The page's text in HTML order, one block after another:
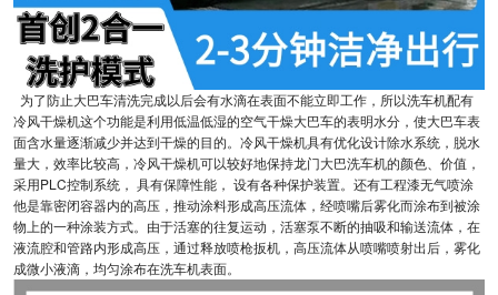
为了防止大巴车清洗完成以后会有水滴在表面不能立即工作，所以洗车机配有
冷风干燥机这个功能是利用低温低湿的空气干燥大巴车的表明水分，使大巴车表
面含水量逐渐减少并达到干燥的目的。冷风干燥机具有优化设计除水系统，脱水
量大，效率比较高，冷风干燥机可以较好地保持龙门大巴洗车机的颜色、价值，
采用PLC控制系统， 具有保障性能， 设有各种保护装置。还有工程漆无气喷涂
他是靠密闭容器内的高压，推动涂料形成高压流体，经喷嘴后雾化而涂布到被涂
物上的一种涂装方式。由于活塞的往复运动，活塞泵不断的抽吸和输送流体，在
液流腔和管路内形成高压，通过释放喷枪扳机，高压流体从喷嘴喷射出后，雾化
成微小液滴，均匀涂布在洗车机表面。